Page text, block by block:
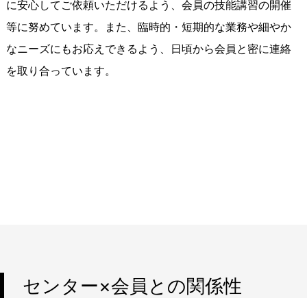
に安心してご依頼いただけるよう、会員の技能講習の開催
等に努めています。また、臨時的・短期的な業務や細やか
なニーズにもお応えできるよう、日頃から会員と密に連絡
を取り合っています。
センター×会員との関係性